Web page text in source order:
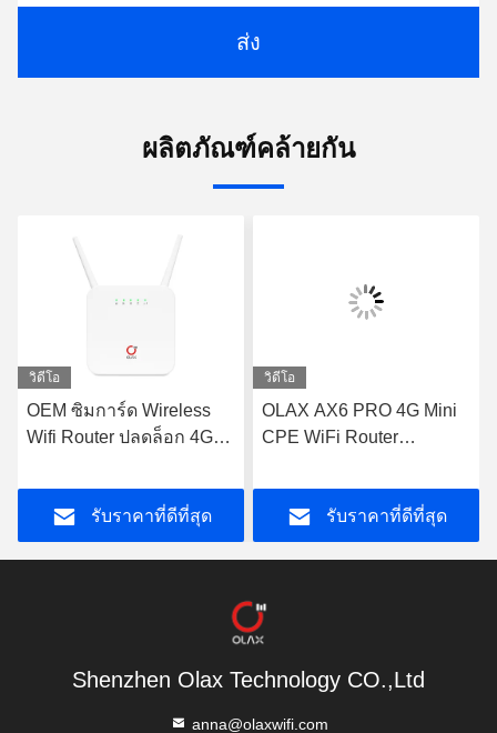
ส่ง
ผลิตภัณฑ์คล้ายกัน
วิดีโอ
OEM ซิมการ์ด Wireless
Wifi Router ปลดล็อก 4G
AX6 PRO
รับราคาที่ดีที่สุด
วิดีโอ
OLAX AX6 PRO 4G Mini
CPE WiFi Router
แบตเตอรี่ TTL/ IMEI
รับราคาที่ดีที่สุด
Shenzhen Olax Technology CO.,Ltd
anna@olaxwifi.com